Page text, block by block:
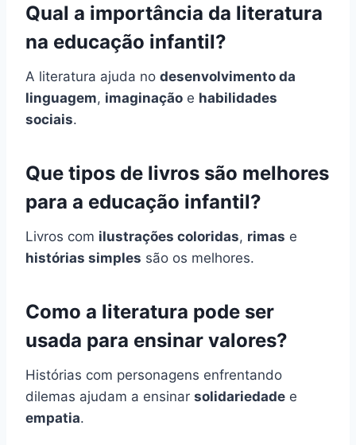
Qual a importância da literatura
na educação infantil?
A literatura ajuda no desenvolvimento da
linguagem, imaginação e habilidades
sociais.
Que tipos de livros são melhores
para a educação infantil?
Livros com ilustrações coloridas, rimas e
histórias simples são os melhores.
Como a literatura pode ser
usada para ensinar valores?
Histórias com personagens enfrentando
dilemas ajudam a ensinar solidariedade e
empatia.